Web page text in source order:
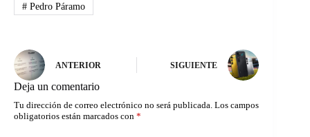
#Pedro Páramo
ANTERIOR SIGUIENTE
Deja un comentario
Tu dirección de correo electrónico no será publicada. Los campos
obligatorios están marcados con *